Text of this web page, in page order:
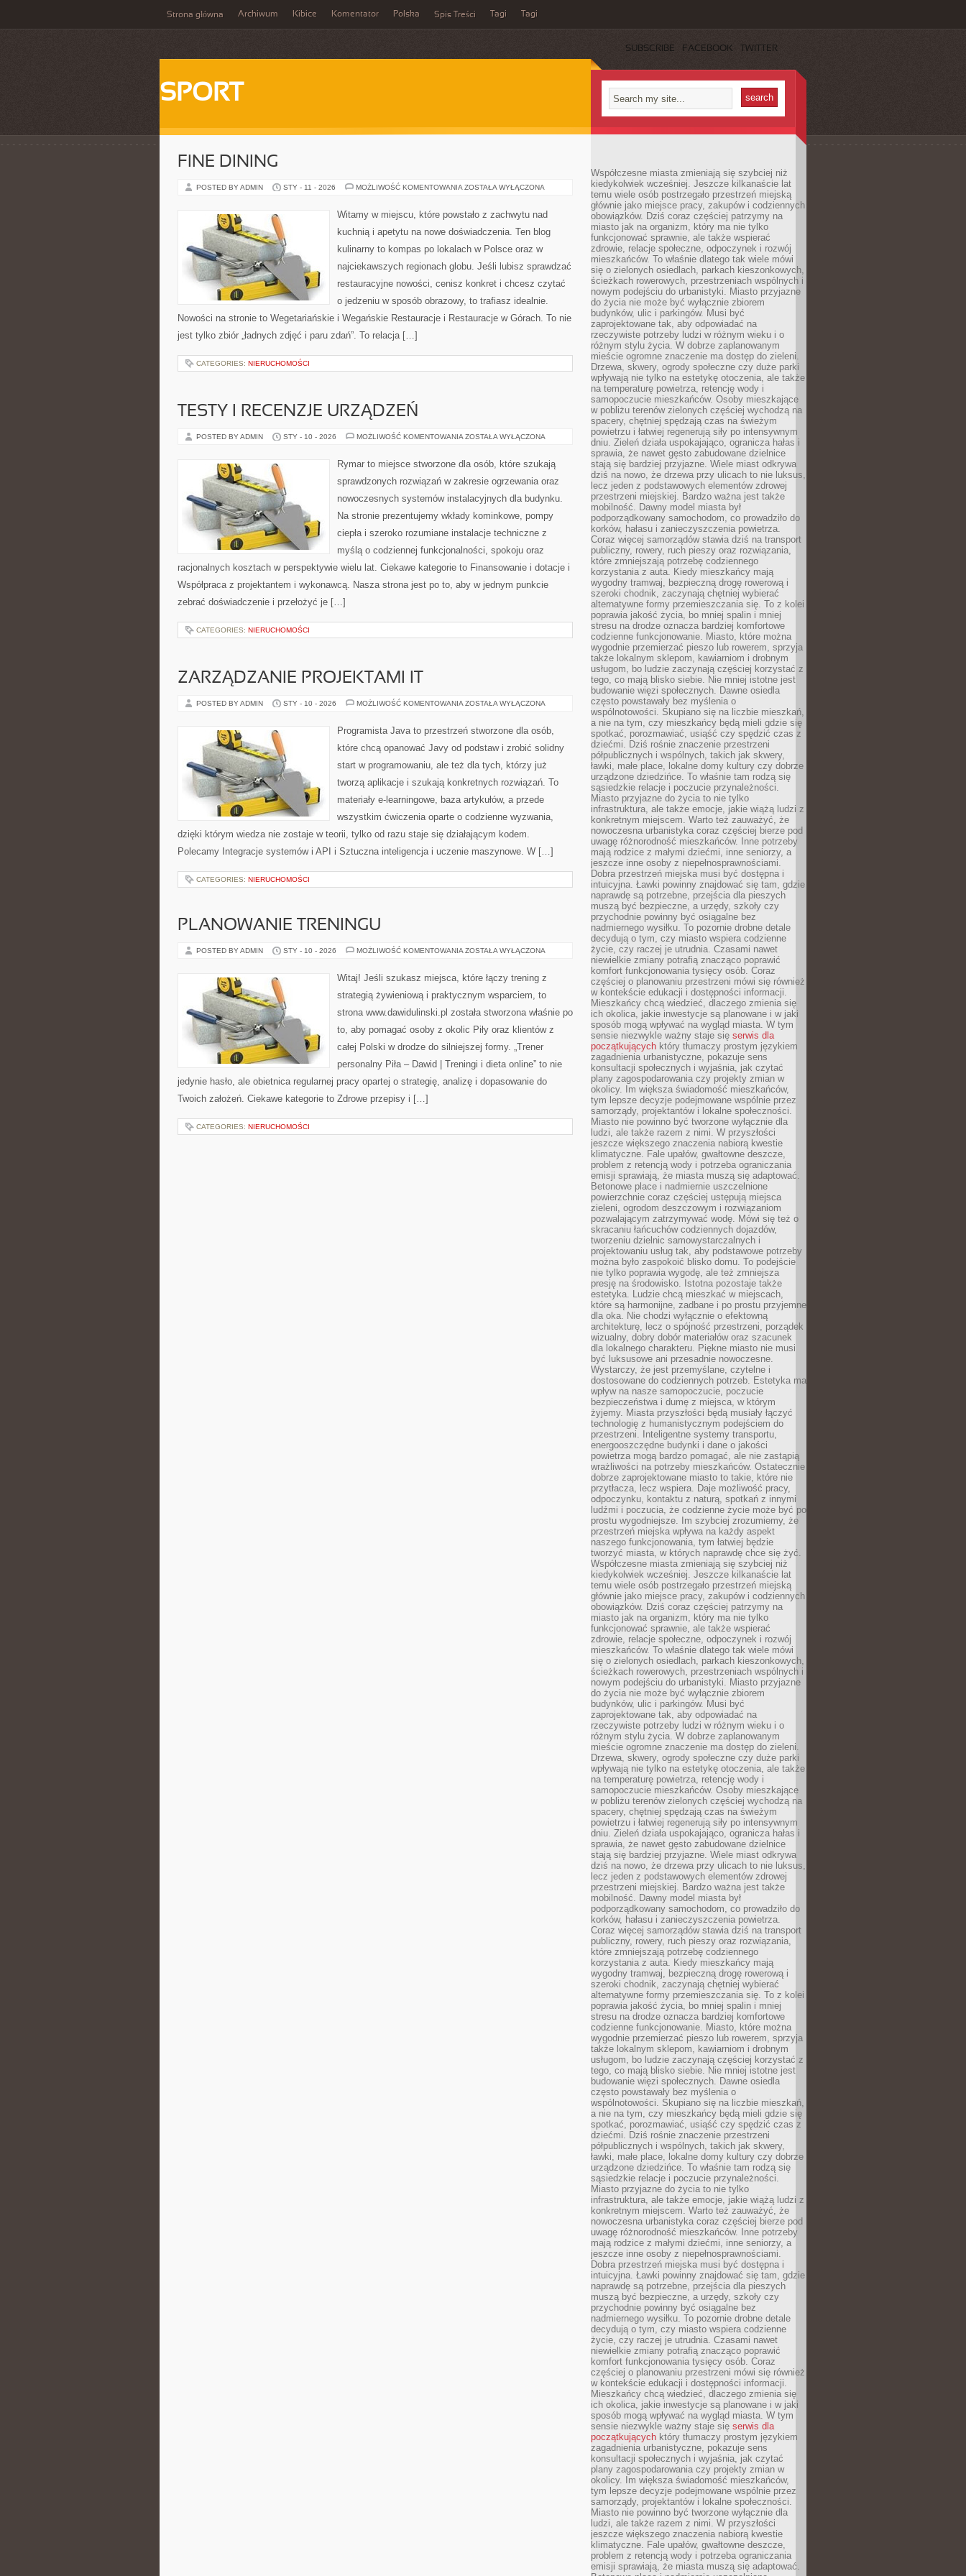
Strona główna Archiwum Kibice Komentator Polska Spis Treści Tagi Tagi
SUBSCRIBE FACEBOOK TWITTER
SPORT
FINE DINING
POSTED BY ADMIN STY - 11 - 2026 MOŻLIWOŚĆ KOMENTOWANIA FINE
ZOSTAŁA WYŁĄCZONA
Witamy w miejscu, które powstało z zachwytu nad
kuchnią i apetytu na nowe doświadczenia. Ten blog
kulinarny to kompas po lokalach w Polsce oraz w
najciekawszych regionach globu. Jeśli lubisz sprawdzać
restauracyjne nowości, cenisz konkret i chcesz czytać
o jedzeniu w sposób obrazowy, to trafiasz idealnie.
Nowości na stronie to Wegetariańskie i Wegańskie Restauracje i Restauracje w Górach. To nie
jest tylko zbiór „ładnych zdjęć i paru zdań”. To relacja […]
CATEGORIES: NIERUCHOMOŚCI
TESTY I RECENZJE URZĄDZEŃ
POSTED BY ADMIN STY - 10 - 2026 MOŻLIWOŚĆ KOMENTOWANIA TESTY
URZĄDZEŃ
ZOSTAŁA WYŁĄCZONA
Rymar to miejsce stworzone dla osób, które szukają
sprawdzonych rozwiązań w zakresie ogrzewania oraz
nowoczesnych systemów instalacyjnych dla budynku.
Na stronie prezentujemy wkłady kominkowe, pompy
ciepła i szeroko rozumiane instalacje techniczne z
myślą o codziennej funkcjonalności, spokoju oraz
racjonalnych kosztach w perspektywie wielu lat. Ciekawe kategorie to Finansowanie i dotacje i
Współpraca z projektantem i wykonawcą. Nasza strona jest po to, aby w jednym punkcie
zebrać doświadczenie i przełożyć je […]
CATEGORIES: NIERUCHOMOŚCI
ZARZĄDZANIE PROJEKTAMI IT
POSTED BY ADMIN STY - 10 - 2026 MOŻLIWOŚĆ KOMENTOWANIA ZARZĄDZANIE
ZOSTAŁA WYŁĄCZONA
Programista Java to przestrzeń stworzone dla osób,
które chcą opanować Javy od podstaw i zrobić solidny
start w programowaniu, ale też dla tych, którzy już
tworzą aplikacje i szukają konkretnych rozwiązań. To
materiały e-learningowe, baza artykułów, a przede
wszystkim ćwiczenia oparte o codzienne wyzwania,
dzięki którym wiedza nie zostaje w teorii, tylko od razu staje się działającym kodem.
Polecamy Integracje systemów i API i Sztuczna inteligencja i uczenie maszynowe. W […]
CATEGORIES: NIERUCHOMOŚCI
PLANOWANIE TRENINGU
POSTED BY ADMIN STY - 10 - 2026 MOŻLIWOŚĆ KOMENTOWANIA PLANOWANIE
ZOSTAŁA WYŁĄCZONA
Witaj! Jeśli szukasz miejsca, które łączy trening z
strategią żywieniową i praktycznym wsparciem, to
strona www.dawidulinski.pl została stworzona właśnie po
to, aby pomagać osoby z okolic Piły oraz klientów z
całej Polski w drodze do silniejszej formy. „Trener
personalny Piła – Dawid | Treningi i dieta online” to nie
jedynie hasło, ale obietnica regularnej pracy opartej o strategię, analizę i dopasowanie do
Twoich założeń. Ciekawe kategorie to Zdrowe przepisy i […]
CATEGORIES: NIERUCHOMOŚCI
Współczesne miasta zmieniają się szybciej niż
kiedykolwiek wcześniej. Jeszcze kilkanaście lat
temu wiele osób postrzegało przestrzeń miejską
głównie jako miejsce pracy, zakupów i codziennych
obowiązków. Dziś coraz częściej patrzymy na
miasto jak na organizm, który ma nie tylko
funkcjonować sprawnie, ale także wspierać
zdrowie, relacje społeczne, odpoczynek i rozwój
mieszkańców. To właśnie dlatego tak wiele mówi
się o zielonych osiedlach, parkach kieszonkowych,
ścieżkach rowerowych, przestrzeniach wspólnych i
nowym podejściu do urbanistyki. Miasto przyjazne
do życia nie może być wyłącznie zbiorem
budynków, ulic i parkingów. Musi być
zaprojektowane tak, aby odpowiadać na
rzeczywiste potrzeby ludzi w różnym wieku i o
różnym stylu życia. W dobrze zaplanowanym
mieście ogromne znaczenie ma dostęp do zieleni.
Drzewa, skwery, ogrody społeczne czy duże parki
wpływają nie tylko na estetykę otoczenia, ale także
na temperaturę powietrza, retencję wody i
samopoczucie mieszkańców. Osoby mieszkające
w pobliżu terenów zielonych częściej wychodzą na
spacery, chętniej spędzają czas na świeżym
powietrzu i łatwiej regenerują siły po intensywnym
dniu. Zieleń działa uspokajająco, ogranicza hałas i
sprawia, że nawet gęsto zabudowane dzielnice
stają się bardziej przyjazne. Wiele miast odkrywa
dziś na nowo, że drzewa przy ulicach to nie luksus,
lecz jeden z podstawowych elementów zdrowej
przestrzeni miejskiej. Bardzo ważna jest także
mobilność. Dawny model miasta był
podporządkowany samochodom, co prowadziło do
korków, hałasu i zanieczyszczenia powietrza.
Coraz więcej samorządów stawia dziś na transport
publiczny, rowery, ruch pieszy oraz rozwiązania,
które zmniejszają potrzebę codziennego
korzystania z auta. Kiedy mieszkańcy mają
wygodny tramwaj, bezpieczną drogę rowerową i
szeroki chodnik, zaczynają chętniej wybierać
alternatywne formy przemieszczania się. To z kolei
poprawia jakość życia, bo mniej spalin i mniej
stresu na drodze oznacza bardziej komfortowe
codzienne funkcjonowanie. Miasto, które można
wygodnie przemierzać pieszo lub rowerem, sprzyja
także lokalnym sklepom, kawiarniom i drobnym
usługom, bo ludzie zaczynają częściej korzystać z
tego, co mają blisko siebie. Nie mniej istotne jest
budowanie więzi społecznych. Dawne osiedla
często powstawały bez myślenia o
wspólnotowości. Skupiano się na liczbie mieszkań,
a nie na tym, czy mieszkańcy będą mieli gdzie się
spotkać, porozmawiać, usiąść czy spędzić czas z
dziećmi. Dziś rośnie znaczenie przestrzeni
półpublicznych i wspólnych, takich jak skwery,
ławki, małe place, lokalne domy kultury czy dobrze
urządzone dziedzińce. To właśnie tam rodzą się
sąsiedzkie relacje i poczucie przynależności.
Miasto przyjazne do życia to nie tylko
infrastruktura, ale także emocje, jakie wiążą ludzi z
konkretnym miejscem. Warto też zauważyć, że
nowoczesna urbanistyka coraz częściej bierze pod
uwagę różnorodność mieszkańców. Inne potrzeby
mają rodzice z małymi dziećmi, inne seniorzy, a
jeszcze inne osoby z niepełnosprawnościami.
Dobra przestrzeń miejska musi być dostępna i
intuicyjna. Ławki powinny znajdować się tam, gdzie
naprawdę są potrzebne, przejścia dla pieszych
muszą być bezpieczne, a urzędy, szkoły czy
przychodnie powinny być osiągalne bez
nadmiernego wysiłku. To pozornie drobne detale
decydują o tym, czy miasto wspiera codzienne
życie, czy raczej je utrudnia. Czasami nawet
niewielkie zmiany potrafią znacząco poprawić
komfort funkcjonowania tysięcy osób. Coraz
częściej o planowaniu przestrzeni mówi się również
w kontekście edukacji i dostępności informacji.
Mieszkańcy chcą wiedzieć, dlaczego zmienia się
ich okolica, jakie inwestycje są planowane i w jaki
sposób mogą wpływać na wygląd miasta. W tym
sensie niezwykle ważny staje się serwis dla
początkujących który tłumaczy prostym językiem
zagadnienia urbanistyczne, pokazuje sens
konsultacji społecznych i wyjaśnia, jak czytać
plany zagospodarowania czy projekty zmian w
okolicy. Im większa świadomość mieszkańców,
tym lepsze decyzje podejmowane wspólnie przez
samorządy, projektantów i lokalne społeczności.
Miasto nie powinno być tworzone wyłącznie dla
ludzi, ale także razem z nimi. W przyszłości
jeszcze większego znaczenia nabiorą kwestie
klimatyczne. Fale upałów, gwałtowne deszcze,
problem z retencją wody i potrzeba ograniczania
emisji sprawiają, że miasta muszą się adaptować.
Betonowe place i nadmiernie uszczelnione
powierzchnie coraz częściej ustępują miejsca
zieleni, ogrodom deszczowym i rozwiązaniom
pozwalającym zatrzymywać wodę. Mówi się też o
skracaniu łańcuchów codziennych dojazdów,
tworzeniu dzielnic samowystarczalnych i
projektowaniu usług tak, aby podstawowe potrzeby
można było zaspokoić blisko domu. To podejście
nie tylko poprawia wygodę, ale też zmniejsza
presję na środowisko. Istotna pozostaje także
estetyka. Ludzie chcą mieszkać w miejscach,
które są harmonijne, zadbane i po prostu przyjemne
dla oka. Nie chodzi wyłącznie o efektowną
architekturę, lecz o spójność przestrzeni, porządek
wizualny, dobry dobór materiałów oraz szacunek
dla lokalnego charakteru. Piękne miasto nie musi
być luksusowe ani przesadnie nowoczesne.
Wystarczy, że jest przemyślane, czytelne i
dostosowane do codziennych potrzeb. Estetyka ma
wpływ na nasze samopoczucie, poczucie
bezpieczeństwa i dumę z miejsca, w którym
żyjemy. Miasta przyszłości będą musiały łączyć
technologię z humanistycznym podejściem do
przestrzeni. Inteligentne systemy transportu,
energooszczędne budynki i dane o jakości
powietrza mogą bardzo pomagać, ale nie zastąpią
wrażliwości na potrzeby mieszkańców. Ostatecznie
dobrze zaprojektowane miasto to takie, które nie
przytłacza, lecz wspiera. Daje możliwość pracy,
odpoczynku, kontaktu z naturą, spotkań z innymi
ludźmi i poczucia, że codzienne życie może być po
prostu wygodniejsze. Im szybciej zrozumiemy, że
przestrzeń miejska wpływa na każdy aspekt
naszego funkcjonowania, tym łatwiej będzie
tworzyć miasta, w których naprawdę chce się żyć.
Współczesne miasta zmieniają się szybciej niż
kiedykolwiek wcześniej. Jeszcze kilkanaście lat
temu wiele osób postrzegało przestrzeń miejską
głównie jako miejsce pracy, zakupów i codziennych
obowiązków. Dziś coraz częściej patrzymy na
miasto jak na organizm, który ma nie tylko
funkcjonować sprawnie, ale także wspierać
zdrowie, relacje społeczne, odpoczynek i rozwój
mieszkańców. To właśnie dlatego tak wiele mówi
się o zielonych osiedlach, parkach kieszonkowych,
ścieżkach rowerowych, przestrzeniach wspólnych i
nowym podejściu do urbanistyki. Miasto przyjazne
do życia nie może być wyłącznie zbiorem
budynków, ulic i parkingów. Musi być
zaprojektowane tak, aby odpowiadać na
rzeczywiste potrzeby ludzi w różnym wieku i o
różnym stylu życia. W dobrze zaplanowanym
mieście ogromne znaczenie ma dostęp do zieleni.
Drzewa, skwery, ogrody społeczne czy duże parki
wpływają nie tylko na estetykę otoczenia, ale także
na temperaturę powietrza, retencję wody i
samopoczucie mieszkańców. Osoby mieszkające
w pobliżu terenów zielonych częściej wychodzą na
spacery, chętniej spędzają czas na świeżym
powietrzu i łatwiej regenerują siły po intensywnym
dniu. Zieleń działa uspokajająco, ogranicza hałas i
sprawia, że nawet gęsto zabudowane dzielnice
stają się bardziej przyjazne. Wiele miast odkrywa
dziś na nowo, że drzewa przy ulicach to nie luksus,
lecz jeden z podstawowych elementów zdrowej
przestrzeni miejskiej. Bardzo ważna jest także
mobilność. Dawny model miasta był
podporządkowany samochodom, co prowadziło do
korków, hałasu i zanieczyszczenia powietrza.
Coraz więcej samorządów stawia dziś na transport
publiczny, rowery, ruch pieszy oraz rozwiązania,
które zmniejszają potrzebę codziennego
korzystania z auta. Kiedy mieszkańcy mają
wygodny tramwaj, bezpieczną drogę rowerową i
szeroki chodnik, zaczynają chętniej wybierać
alternatywne formy przemieszczania się. To z kolei
poprawia jakość życia, bo mniej spalin i mniej
stresu na drodze oznacza bardziej komfortowe
codzienne funkcjonowanie. Miasto, które można
wygodnie przemierzać pieszo lub rowerem, sprzyja
także lokalnym sklepom, kawiarniom i drobnym
usługom, bo ludzie zaczynają częściej korzystać z
tego, co mają blisko siebie. Nie mniej istotne jest
budowanie więzi społecznych. Dawne osiedla
często powstawały bez myślenia o
wspólnotowości. Skupiano się na liczbie mieszkań,
a nie na tym, czy mieszkańcy będą mieli gdzie się
spotkać, porozmawiać, usiąść czy spędzić czas z
dziećmi. Dziś rośnie znaczenie przestrzeni
półpublicznych i wspólnych, takich jak skwery,
ławki, małe place, lokalne domy kultury czy dobrze
urządzone dziedzińce. To właśnie tam rodzą się
sąsiedzkie relacje i poczucie przynależności.
Miasto przyjazne do życia to nie tylko
infrastruktura, ale także emocje, jakie wiążą ludzi z
konkretnym miejscem. Warto też zauważyć, że
nowoczesna urbanistyka coraz częściej bierze pod
uwagę różnorodność mieszkańców. Inne potrzeby
mają rodzice z małymi dziećmi, inne seniorzy, a
jeszcze inne osoby z niepełnosprawnościami.
Dobra przestrzeń miejska musi być dostępna i
intuicyjna. Ławki powinny znajdować się tam, gdzie
naprawdę są potrzebne, przejścia dla pieszych
muszą być bezpieczne, a urzędy, szkoły czy
przychodnie powinny być osiągalne bez
nadmiernego wysiłku. To pozornie drobne detale
decydują o tym, czy miasto wspiera codzienne
życie, czy raczej je utrudnia. Czasami nawet
niewielkie zmiany potrafią znacząco poprawić
komfort funkcjonowania tysięcy osób. Coraz
częściej o planowaniu przestrzeni mówi się również
w kontekście edukacji i dostępności informacji.
Mieszkańcy chcą wiedzieć, dlaczego zmienia się
ich okolica, jakie inwestycje są planowane i w jaki
sposób mogą wpływać na wygląd miasta. W tym
sensie niezwykle ważny staje się serwis dla
początkujących który tłumaczy prostym językiem
zagadnienia urbanistyczne, pokazuje sens
konsultacji społecznych i wyjaśnia, jak czytać
plany zagospodarowania czy projekty zmian w
okolicy. Im większa świadomość mieszkańców,
tym lepsze decyzje podejmowane wspólnie przez
samorządy, projektantów i lokalne społeczności.
Miasto nie powinno być tworzone wyłącznie dla
ludzi, ale także razem z nimi. W przyszłości
jeszcze większego znaczenia nabiorą kwestie
klimatyczne. Fale upałów, gwałtowne deszcze,
problem z retencją wody i potrzeba ograniczania
emisji sprawiają, że miasta muszą się adaptować.